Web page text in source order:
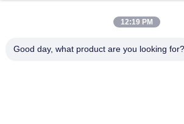
12:19 PM
Good day, what product are you looking for?